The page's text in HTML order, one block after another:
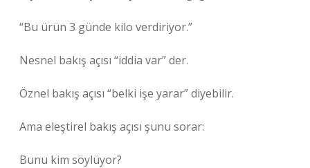
“Bu ürün 3 günde kilo verdiriyor.”
Nesnel bakış açısı “iddia var” der.
Öznel bakış açısı “belki işe yarar” diyebilir.
Ama eleştirel bakış açısı şunu sorar:
Bunu kim söylüyor?